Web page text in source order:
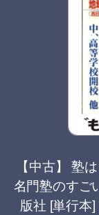
【中古】 塾
名門塾のすご
版社 [単行本